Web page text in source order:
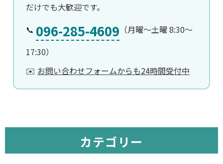
だけでも大歓迎です。
📞 096-285-4609 （月曜〜土曜 8:30〜
17:30）
✉️ お問い合わせフォームからも24時間受付中
カテゴリー